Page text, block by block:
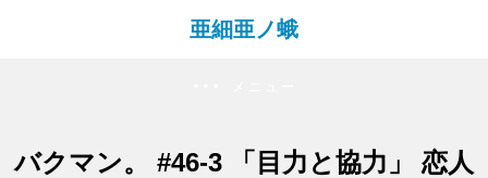
亜細亜ノ蛾
バクマン。 #46-3 「目力と協力」 恋人